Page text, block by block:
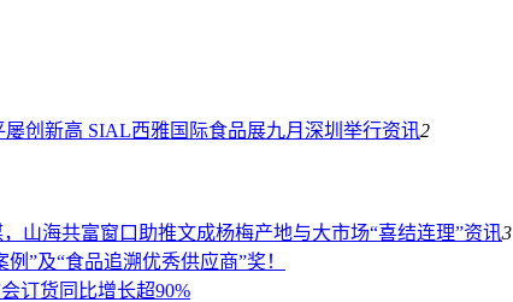
屡创新高 SIAL西雅国际食品展九月深圳举行资讯2
，山海共富窗口助推文成杨梅产地与大市场“喜结连理”资讯3
”及“食品追溯优秀供应商”奖！
订货同比增长超90%